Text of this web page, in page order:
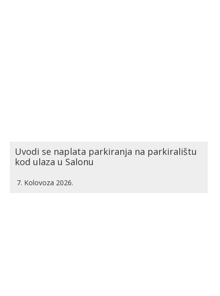
Uvodi se naplata parkiranja na parkiralištu
kod ulaza u Salonu
7. Kolovoza 2026.